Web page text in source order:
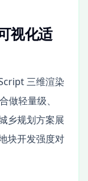
视化适
三维渲染
做轻量级、
乡规划方案展
块开发强度对